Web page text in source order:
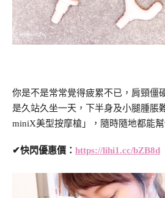
你是不是常常覺得疲累不已，肩頸僵
是久站久坐一天，下半身及小腿腫脹
miniX美型按摩槍」，隨時隨地都能幫
✔快閃優惠價： https://lihi1.cc/bZB8d